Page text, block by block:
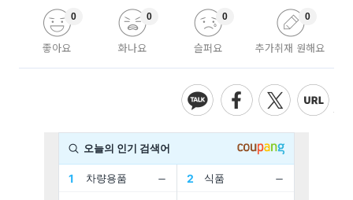
좋아요
0
화나요
0
슬퍼요
0
추가취재 원해요
0